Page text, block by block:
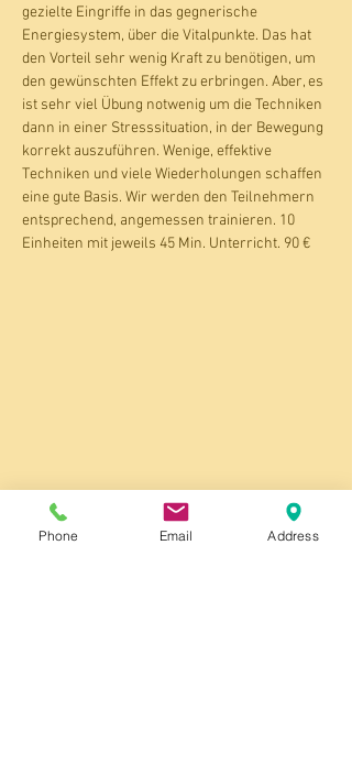
gezielte Eingriffe in das gegnerische
Energiesystem, über die Vitalpunkte. Das hat
den Vorteil sehr wenig Kraft zu benötigen, um
den gewünschten Effekt zu erbringen. Aber, es
ist sehr viel Übung notwenig um die Techniken
dann in einer Stresssituation, in der Bewegung
korrekt auszuführen. Wenige, effektive
Techniken und viele Wiederholungen schaffen
eine gute Basis. Wir werden den Teilnehmern
entsprechend, angemessen trainieren. 10
Einheiten mit jeweils 45 Min. Unterricht. 90 €
⬇️ Shop Produkte ⬇️
Phone Email Address